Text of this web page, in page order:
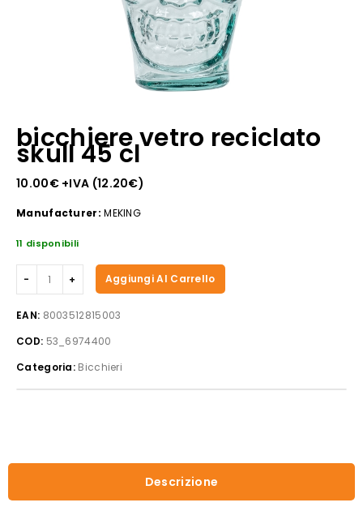
bicchiere vetro reciclato
skull 45 cl
10.00€+IVA (12.20€)
Manufacturer: MEKING
11 disponibili
bicchiere
vetro
reciclato
45
cl
Aggiungi Al Carrello
EAN: 8003512815003
COD: 53_6974400
Categoria: Bicchieri
Descrizione